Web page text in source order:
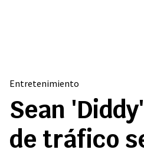
Entretenimiento
Sean
de tráfico